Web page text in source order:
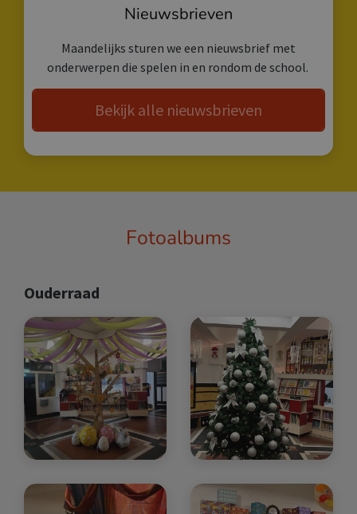
Nieuwsbrieven
Maandelijks sturen we een nieuwsbrief met
onderwerpen die spelen in en rondom de school.
Bekijk alle nieuwsbrieven
Fotoalbums
Ouderraad